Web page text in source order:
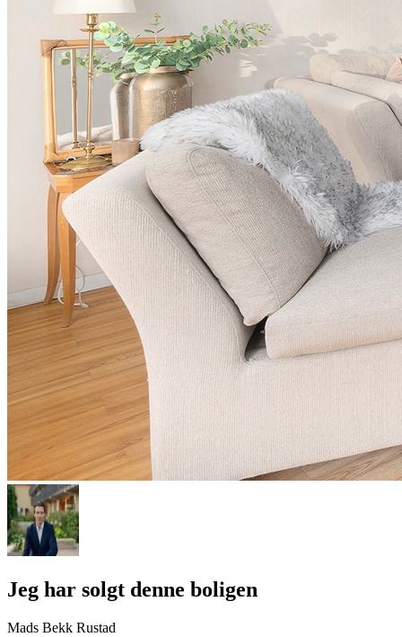
Jeg har solgt denne boligen
Mads Bekk Rustad